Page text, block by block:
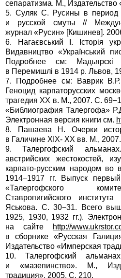
сепаратизма. М.,
5. Суляк С. Русины в
и русской смуты //
журнал «Русин» [Кишинев].
6. Нагаєвський I. Iсторiя
Видавництво «Український
Подробнее см: Мадьярскi
в Перемишлi в 1914 р. Львов,
7. Подробнее см: Ваврик
Геноцид карпаторусских
трагедия XX в. М., 2007. С.
«Библиография Талергофа»
Электронная версия книги см.
8. Пашаева Н. Очерки
в Галичине XIX- XX вв. М.,
9. Талергофский
австрийских жестокостей,
карпато-русским народом
1914−1917 гг. Выпуск
«Талергофского
Ставропигийского
Яськова. С. 30−31. Всего
1925, 1930, 1932 гг.).
на сайте
http://
в сборнике «Русская
Издательство «Имперская
10. Талергофский
и «мазепинство». М.,
традиция», 2005. С. 210.